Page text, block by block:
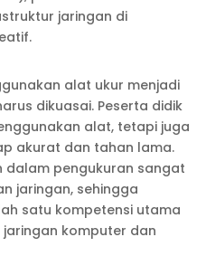
jaringan di
alat ukur menjadi
dikuasai. Peserta didik
alat, tetapi juga
akurat dan tahan lama.
dalam pengukuran sangat
jaringan, sehingga
satu kompetensi utama
komputer dan